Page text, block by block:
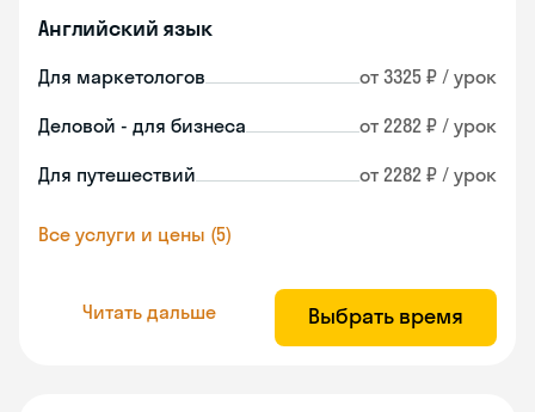
Английский язык
Для маркетологов от 3325 ₽ / урок
Деловой - для бизнеса от 2282 ₽ / урок
Для путешествий от 2282 ₽ / урок
Все услуги и цены (5)
Читать дальше Выбрать время